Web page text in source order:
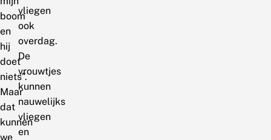
boom
en
hij
doet
niets”.
Maar
dat
kunnen
we
vliegen
ook
overdag.
De
vrouwtjes
kunnen
nauwelijks
vliegen
en